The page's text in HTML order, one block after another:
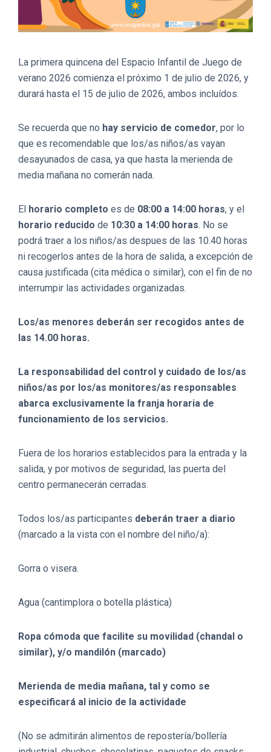
La primera quincena del Espacio Infantil de Juego de
verano 2026 comienza el próximo 1 de julio de 2026, y
durará hasta el 15 de julio de 2026, ambos incluídos.
Se recuerda que no hay servicio de comedor, por lo
que es recomendable que los/as niños/as vayan
desayunados de casa, ya que hasta la merienda de
media mañana no comerán nada.
El horario completo es de 08:00 a 14:00 horas, y el
horario reducido de 10:30 a 14:00 horas. No se
podrá traer a los niños/as despues de las 10.40 horas
ni recogerlos antes de la hora de salida, a excepción de
causa justificada (cita médica o similar), con el fin de no
interrumpir las actividades organizadas.
Los/as menores deberán ser recogidos antes de
las 14.00 horas.
La responsabilidad del control y cuidado de los/as
niños/as por los/as monitores/as responsables
abarca exclusivamente la franja horaria de
funcionamiento de los servicios.
Fuera de los horarios establecidos para la entrada y la
salida, y por motivos de seguridad, las puerta del
centro permanecerán cerradas.
Todos los/as participantes deberán traer a diario
(marcado a la vista con el nombre del niño/a):
Gorra o visera.
Agua (cantimplora o botella plástica)
Ropa cómoda que facilite su movilidad (chandal o
similar), y/o mandilón (marcado)
Merienda de media mañana, tal y como se
especificará al inicio de la actividade
(No se admitirán alimentos de repostería/bollería